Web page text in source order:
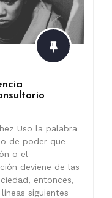
Uso la palabra
de poder que
o el
deviene de las
entonces,
siguientes